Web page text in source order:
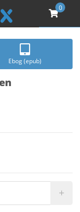
0
Ebog (epub)
+